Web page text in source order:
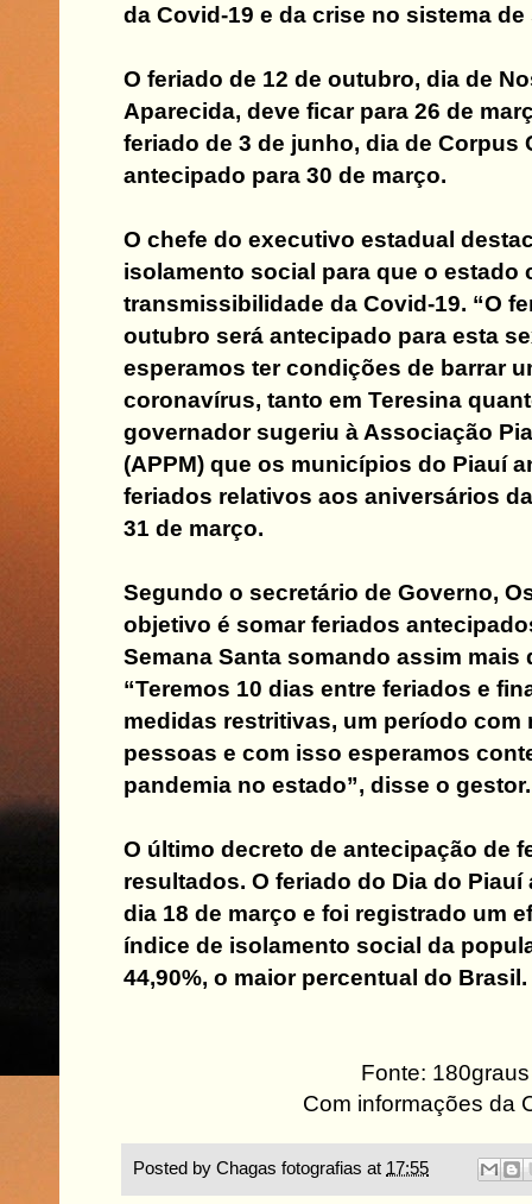
da Covid-19 e da crise no sistema
O feriado de 12 de outubro, dia de
Aparecida, deve ficar para 26 de
feriado de 3 de junho, dia de Corpus
antecipado para 30 de março.
O chefe do executivo estadual
isolamento social para que o estado
transmissibilidade da Covid-19. “O
outubro será antecipado para esta
esperamos ter condições de barrar
coronavírus, tanto em Teresina
governador sugeriu à Associação
(APPM) que os municípios do Piauí
feriados relativos aos aniversários
31 de março.
Segundo o secretário de Governo,
objetivo é somar feriados
Semana Santa somando assim mais
“Teremos 10 dias entre feriados e
medidas restritivas, um período com
pessoas e com isso esperamos
pandemia no estado”, disse o gestor.
O último decreto de antecipação de
resultados. O feriado do Dia do
dia 18 de março e foi registrado um
índice de isolamento social da
44,90%, o maior percentual do Brasil.
Fonte: 180graus
Com informações da
Posted by Chagas fotografias at 17:55